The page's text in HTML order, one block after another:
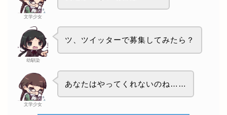
文学少女
幼馴染
ツ、ツイッターで募集してみたら？
文学少女
あなたはやってくれないのね……